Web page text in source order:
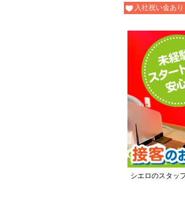
入社祝い金あり
シエロのスタッ